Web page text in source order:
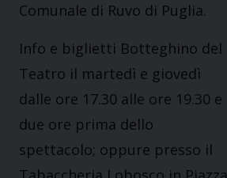
Comunale di Ruvo di Puglia.
Info e biglietti Botteghino del
Teatro il martedì e giovedì
dalle ore 17.30 alle ore 19.30 e
due ore prima dello
spettacolo; oppure presso il